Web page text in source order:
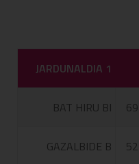
JARDUNALDIA 1
BAT HIRU BI
GAZALBIDE B